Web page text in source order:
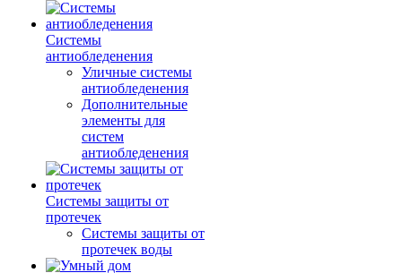
Системы
антиобледенения
Уличные системы
антиобледенения
Дополнительные
элементы для
систем
антиобледенения
Системы защиты от
протечек
Системы защиты от
протечек воды